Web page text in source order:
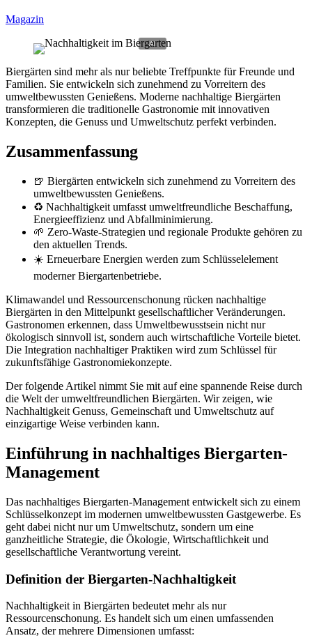
Magazin
Biergärten sind mehr als nur beliebte Treffpunkte für Freunde und
Familien. Sie entwickeln sich zunehmend zu Vorreitern des
umweltbewussten Genießens. Moderne nachhaltige Biergärten
transformieren die traditionelle Gastronomie mit innovativen
Konzepten, die Genuss und Umweltschutz perfekt verbinden.
Zusammenfassung
🍺 Biergärten entwickeln sich zunehmend zu Vorreitern des
umweltbewussten Genießens.
♻️ Nachhaltigkeit umfasst umweltfreundliche Beschaffung,
Energieeffizienz und Abfallminimierung.
🌱 Zero-Waste-Strategien und regionale Produkte gehören zu
den aktuellen Trends.
☀️ Erneuerbare Energien werden zum Schlüsselelement
moderner Biergartenbetriebe.
Klimawandel und Ressourcenschonung rücken nachhaltige
Biergärten in den Mittelpunkt gesellschaftlicher Veränderungen.
Gastronomen erkennen, dass Umweltbewusstsein nicht nur
ökologisch sinnvoll ist, sondern auch wirtschaftliche Vorteile bietet.
Die Integration nachhaltiger Praktiken wird zum Schlüssel für
zukunftsfähige Gastronomiekonzepte.
Der folgende Artikel nimmt Sie mit auf eine spannende Reise durch
die Welt der umweltfreundlichen Biergärten. Wir zeigen, wie
Nachhaltigkeit Genuss, Gemeinschaft und Umweltschutz auf
einzigartige Weise verbinden kann.
Einführung in nachhaltiges Biergarten-
Management
Das nachhaltiges Biergarten-Management entwickelt sich zu einem
Schlüsselkonzept im modernen umweltbewussten Gastgewerbe. Es
geht dabei nicht nur um Umweltschutz, sondern um eine
ganzheitliche Strategie, die Ökologie, Wirtschaftlichkeit und
gesellschaftliche Verantwortung vereint.
Definition der Biergarten-Nachhaltigkeit
Nachhaltigkeit in Biergärten bedeutet mehr als nur
Ressourcenschonung. Es handelt sich um einen umfassenden
Ansatz, der mehrere Dimensionen umfasst: